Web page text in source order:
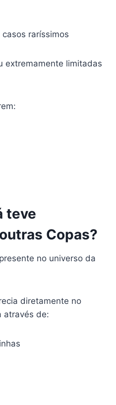
raríssimos
extremamente limitadas
teve
Copas?
no universo da
diretamente no
através de: